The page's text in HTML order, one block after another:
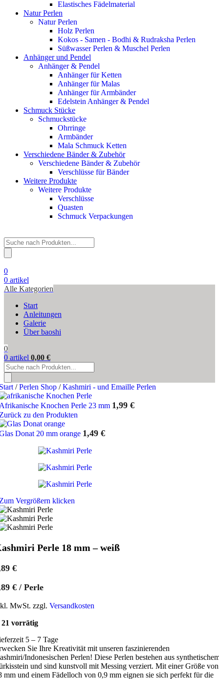
Elastisches Fädelmaterial
Natur Perlen
Natur Perlen
Holz Perlen
Kokos - Samen - Bodhi & Rudraksha Perlen
Süßwasser Perlen & Muschel Perlen
Anhänger und Pendel
Anhänger & Pendel
Anhänger für Ketten
Anhänger für Malas
Anhänger für Armbänder
Edelstein Anhänger & Pendel
Schmuck Stücke
Schmuckstücke
Ohrringe
Armbänder
Mala Schmuck Ketten
Verschiedene Bänder & Zubehör
Verschiedene Bänder & Zubehör
Verschlüsse für Bänder
Weitere Produkte
Weitere Produkte
Verschlüsse
Quasten
Schmuck Verpackungen
Products
search
0
0 artikel
Alle Kategorien
Start
Anleitungen
Galerie
Über baoshi
0
0 artikel 0,00 €
Products
search
/ Perlen Shop / Kashmiri - und Emaille Perlen
Knochen Perle 23 mm 1,99 €
zu den Produkten
Donat 20 mm orange 1,49 €
Vergrößern klicken
Perle 18 mm – weiß
€
€ / Perle
MwSt. zzgl. Versandkosten
21 vorrätig
5 – 7 Tage
Sie Ihre Kreativität mit unseren faszinierenden
Indonesischen Perlen! Diese Perlen bestehen aus
und sind kunstvoll mit Messing verziert. Mit einer Größe von
mm und einem Fädelloch von 0,9 mm eignen sie sich perfekt für die